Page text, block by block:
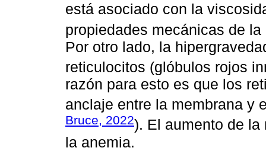
está asociado con la
propiedades mecánicas de la
Por otro lado, la
reticulocitos (glóbulos rojos
razón para esto es que los
anclaje entre la membrana y
Bruce, 2022). El aumento de
la anemia.